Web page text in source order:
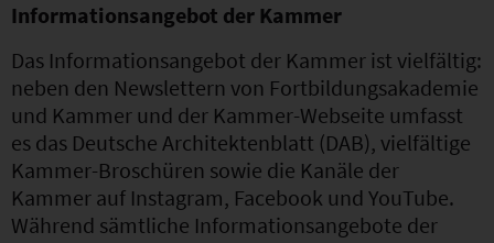
Informationsangebot der Kammer
Das Informationsangebot der Kammer ist vielfältig:
neben den Newslettern von Fortbildungsakademie
und Kammer und der Kammer-Webseite umfasst
es das Deutsche Architektenblatt (DAB), vielfältige
Kammer-Broschüren sowie die Kanäle der
Kammer auf Instagram, Facebook und YouTube.
Während sämtliche Informationsangebote der